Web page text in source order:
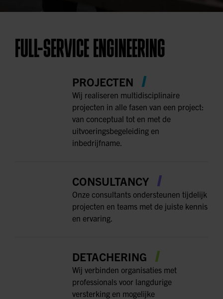
FULL-SERVICE ENGINEERING
PROJECTEN
Wij realiseren multidisciplinaire
projecten in alle fasen van een project:
van conceptual tot en met de
uitvoeringsbegeleiding en
inbedrijfname.
CONSULTANCY
Onze consultants ondersteunen tijdelijk
projecten en teams met de juiste kennis
en ervaring.
DETACHERING
Wij verbinden organisaties met
professionals voor langdurige
versterking en mogelijke